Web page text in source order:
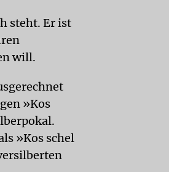
steht. Er ist
will.
»Kos
»Kos schel